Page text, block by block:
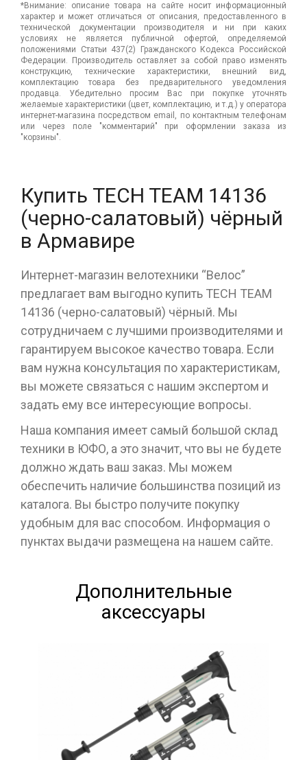
*Внимание: описание товара на сайте носит информационный
характер и может отличаться от описания, предоставленного в
технической документации производителя и ни при каких
условиях не является публичной офертой, определяемой
положениями Статьи 437(2) Гражданского Кодекса Российской
Федерации. Производитель оставляет за собой право изменять
конструкцию, технические характеристики, внешний вид,
комплектацию товара без предварительного уведомления
продавца. Убедительно просим Вас при покупке уточнять
желаемые характеристики (цвет, комплектацию, и т.д.) у оператора
интернет-магазина посредством email, по контактным телефонам
или через поле "комментарий" при оформлении заказа из
"корзины".
Купить TECH TEAM 14136
(черно-салатовый) чёрный
в Армавире
Интернет-магазин велотехники “Велос”
предлагает вам выгодно купить TECH TEAM
14136 (черно-салатовый) чёрный. Мы
сотрудничаем с лучшими производителями и
гарантируем высокое качество товара. Если
вам нужна консультация по характеристикам,
вы можете связаться с нашим экспертом и
задать ему все интересующие вопросы.
Наша компания имеет самый большой склад
техники в ЮФО, а это значит, что вы не будете
должно ждать ваш заказ. Мы можем
обеспечить наличие большинства позиций из
каталога. Вы быстро получите покупку
удобным для вас способом. Информация о
пунктах выдачи размещена на нашем сайте.
Дополнительные
аксессуары